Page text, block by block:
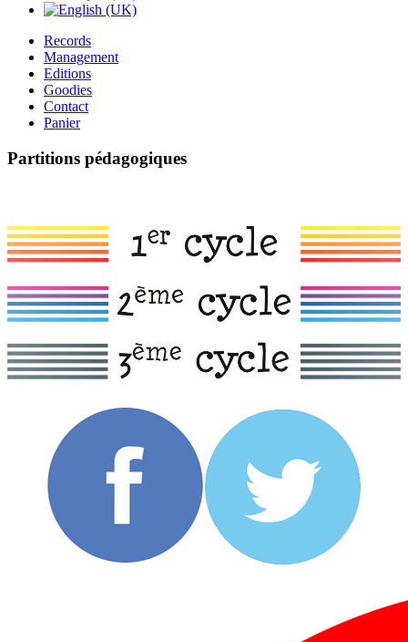
Records
Management
Editions
Goodies
Contact
Panier
Partitions pédagogiques